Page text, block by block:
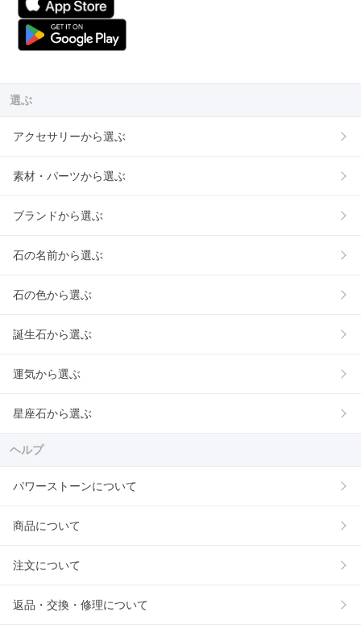
選ぶ
アクセサリーから選ぶ
素材・パーツから選ぶ
ブランドから選ぶ
石の名前から選ぶ
石の色から選ぶ
誕生石から選ぶ
運気から選ぶ
星座石から選ぶ
ヘルプ
パワーストーンについて
商品について
注文について
返品・交換・修理について